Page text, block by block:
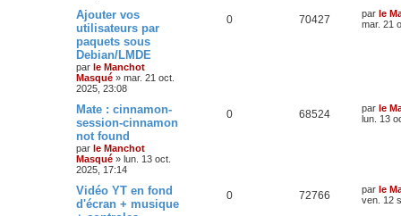
Ajouter vos
utilisateurs par
paquets sous
Debian/LMDE
par le Manchot
Masqué » mar. 21 oct.
2025, 23:08
0 70427 par le
mar. 21
Mate : cinnamon-
session-cinnamon
not found
par le Manchot
Masqué » lun. 13 oct.
2025, 17:14
0 68524 par le
lun. 13
Vidéo YT en fond
d'écran + musique
0 72766 par le
ven. 12